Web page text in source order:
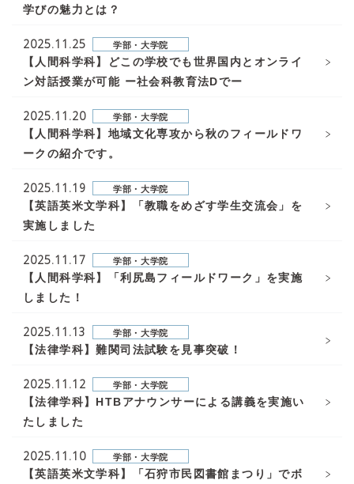
学びの魅力とは？
2025.11.25 学部・大学院
【人間科学科】どこの学校でも世界国内とオンライ
ン対話授業が可能 ー社会科教育法Dでー
2025.11.20 学部・大学院
【人間科学科】地域文化専攻から秋のフィールドワ
ークの紹介です。
2025.11.19 学部・大学院
【英語英米文学科】「教職をめざす学生交流会」を
実施しました
2025.11.17 学部・大学院
【人間科学科】「利尻島フィールドワーク」を実施
しました！
2025.11.13 学部・大学院
【法律学科】難関司法試験を見事突破！
2025.11.12 学部・大学院
【法律学科】HTBアナウンサーによる講義を実施い
たしました
2025.11.10 学部・大学院
【英語英米文学科】「石狩市民図書館まつり」でボ